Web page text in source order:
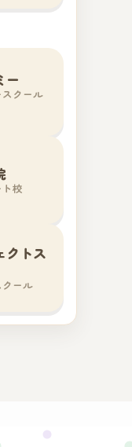
ー
クール
校
クトス
ール